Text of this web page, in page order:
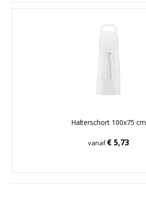
Halterschort 100x75 cm
vanaf€ 5,73